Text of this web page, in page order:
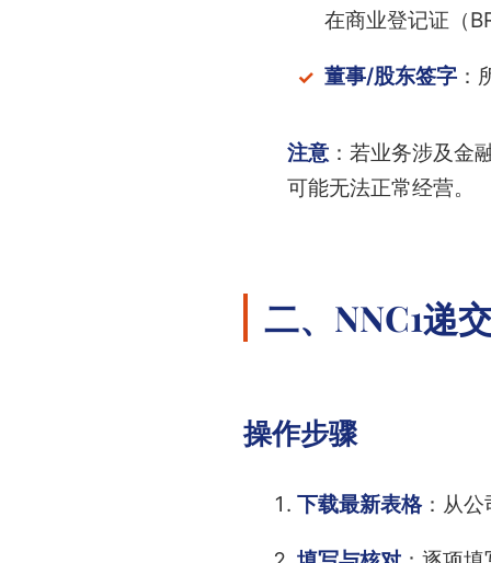
在商业登记证（
董事/股东签字：
注意 ：若业务涉及金
可能无法正常经营。
二、NNC1递
操作步骤
下载最新表格：从公